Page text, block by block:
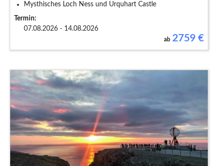
Mysthisches Loch Ness und Urquhart Castle
Termin:
07.08.2026 - 14.08.2026
ab 2759 €